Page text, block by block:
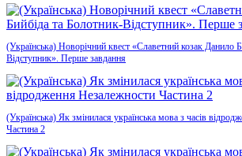
(Українська) Новорічний квест «Славетний козак Данило
Відступник». Перше завдання
(Українська) Як змінилася українська мова з часів
Частина 2